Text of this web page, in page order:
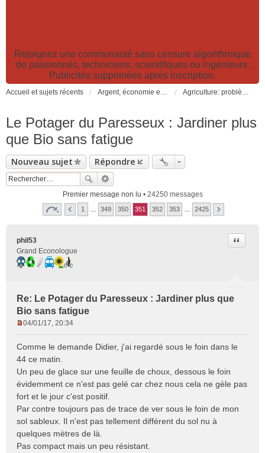
Rejoignez une communauté sans censure algorithmique
de passionnés, techniciens, scientifiques ou ingénieurs.
Publicités supprimées après inscription.
Accueil et sujets récents Argent, économie et finance. Alimentation et agriculture. Développement durable, pollution de l'air et catastrophes. Gestion des déchets. Agriculture: problèmes et pollutions, nouvelles techniques et solutions
Le Potager du Paresseux : Jardiner plus
que Bio sans fatigue
Nouveau sujet Répondre
Premier message non lu • 24250 messages
1 349 350 351 352 353 2425
phil53
Grand Econologue
Re: Le Potager du Paresseux : Jardiner plus que
Bio sans fatigue
Citer
s
s
a
g
e
n
l
u
04/01/17, 20:34
Comme le demande Didier, j'ai regardé sous le foin dans le
44 ce matin.
Un peu de glace sur une feuille de choux, dessous le foin
évidemment ce n'est pas gelé car chez nous cela ne gèle pas
fort et le jour c'est positif.
Par contre toujours pas de trace de ver sous le foin de mon
sol sableux. Il n'est pas tellement différent du sol nu à
quelques mètres de là.
Pas compact mais un peu résistant.